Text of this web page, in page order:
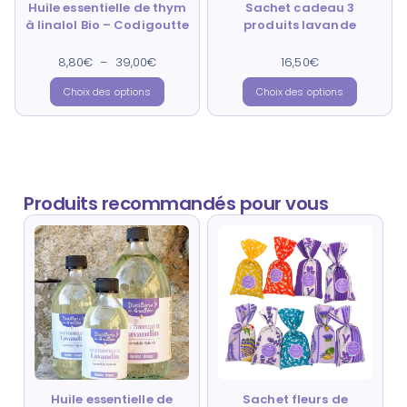
Huile essentielle de thym
à linalol Bio – Codigoutte
8,80€ – 39,00€
Choix des options
Sachet cadeau 3
produits lavande
Note
4.85
16,50€
Choix des options
Produits recommandés pour vous
Huile essentielle de
Sachet fleurs de